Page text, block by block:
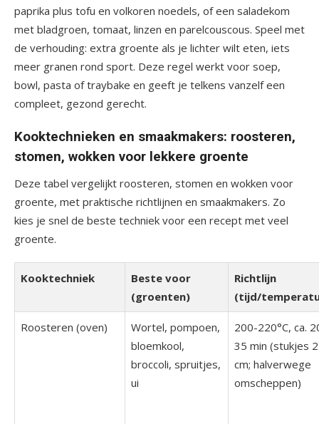
paprika plus tofu en volkoren noedels, of een saladekom
met bladgroen, tomaat, linzen en parelcouscous. Speel met
de verhouding: extra groente als je lichter wilt eten, iets
meer granen rond sport. Deze regel werkt voor soep,
bowl, pasta of traybake en geeft je telkens vanzelf een
compleet, gezond gerecht.
Kooktechnieken en smaakmakers: roosteren,
stomen, wokken voor lekkere groente
Deze tabel vergelijkt roosteren, stomen en wokken voor
groente, met praktische richtlijnen en smaakmakers. Zo
kies je snel de beste techniek voor een recept met veel
groente.
Kooktechniek
Beste voor
(groenten)
Richtlijn
(tijd/
Roosteren (oven)
Wortel, pompoen,
bloemkool,
broccoli, spruitjes,
ui
200-220°C, ca.
35 min (stukjes
cm; halverwege
omscheppen)